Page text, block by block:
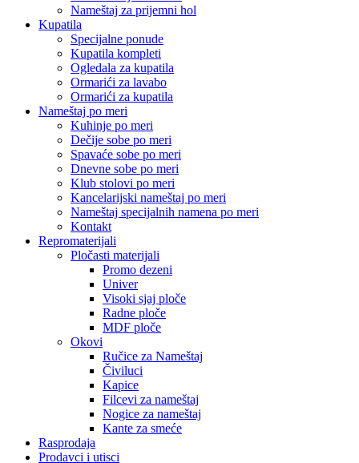
Nameštaj za prijemni hol
Kupatila
Specijalne ponude
Kupatila kompleti
Ogledala za kupatila
Ormarići za lavabo
Ormarići za kupatila
Nameštaj po meri
Kuhinje po meri
Dečije sobe po meri
Spavaće sobe po meri
Dnevne sobe po meri
Klub stolovi po meri
Kancelarijski nameštaj po meri
Nameštaj specijalnih namena po meri
Kontakt
Repromaterijali
Pločasti materijali
Promo dezeni
Univer
Visoki sjaj ploče
Radne ploče
MDF ploče
Okovi
Ručice za Nameštaj
Čiviluci
Kapice
Filcevi za nameštaj
Nogice za nameštaj
Kante za smeće
Rasprodaja
Prodavci i utisci